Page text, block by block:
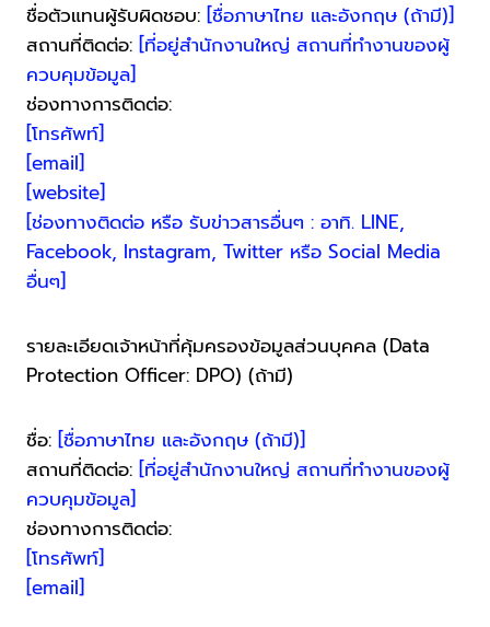
ชื่อตัวแทนผู้รับผิดชอบ: [ชื่อภาษาไทย และอังกฤษ (ถ้ามี)]
สถานที่ติดต่อ: [ที่อยู่สำนักงานใหญ่ สถานที่ทำงานของผู้
ควบคุมข้อมูล]
ช่องทางการติดต่อ:
[โทรศัพท์]
[email]
[website]
[ช่องทางติดต่อ หรือ รับข่าวสารอื่นๆ : อาทิ. LINE,
Facebook, Instagram, Twitter หรือ Social Media
อื่นๆ]
รายละเอียดเจ้าหน้าที่คุ้มครองข้อมูลส่วนบุคคล (Data
Protection Officer: DPO) (ถ้ามี)
ชื่อ: [ชื่อภาษาไทย และอังกฤษ (ถ้ามี)]
สถานที่ติดต่อ: [ที่อยู่สำนักงานใหญ่ สถานที่ทำงานของผู้
ควบคุมข้อมูล]
ช่องทางการติดต่อ:
[โทรศัพท์]
[email]